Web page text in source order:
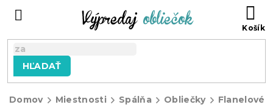
HĽADAŤ
Domov Miestnosti Spálňa Obliečky Flanelové